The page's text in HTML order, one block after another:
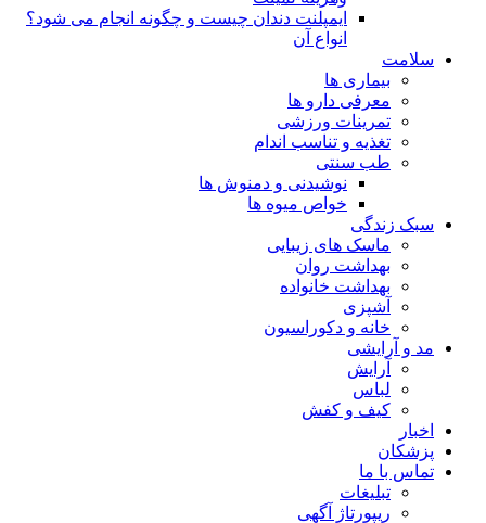
ایمپلنت دندان چیست و چگونه انجام می شود؟
انواع آن
سلامت
بیماری ها
معرفی دارو ها
تمرینات ورزشی
تغذیه و تناسب اندام
طب سنتی
نوشیدنی و دمنوش ها
خواص میوه ها
سبک زندگی
ماسک های زیبایی
بهداشت روان
بهداشت خانواده
آشپزی
خانه و دکوراسیون
مد و آرایشی
آرایش
لباس
کیف و کفش
اخبار
پزشکان
تماس با ما
تبلیغات
ریپورتاژ آگهی